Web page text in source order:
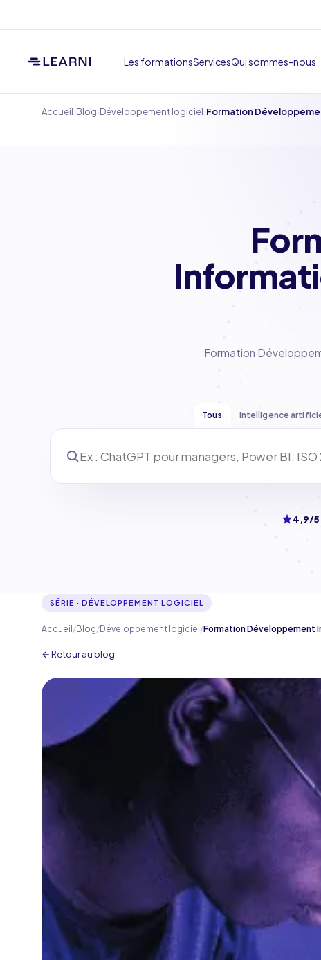
Les formationsServicesQui sommes-nous
Accueil›Blog›Développement logiciel›Formation
Formation
Tous Intelligence
4,9/5
SÉRIE ·DÉVELOPPEMENT LOGICIEL
Accueil /Blog/Développement logiciel /Formation Développement
← Retour au blog